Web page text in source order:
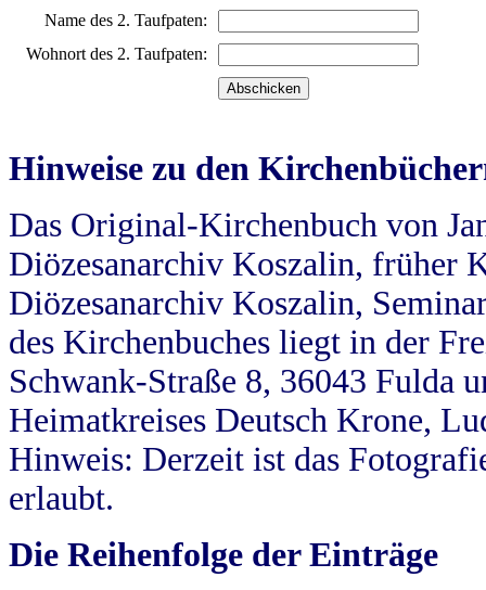
Name des 2. Taufpaten:
Wohnort des 2. Taufpaten:
Hinweise zu den
Das Original-Kirchenbuch von
Diözesanarchiv Koszalin, früher
Diözesanarchiv Koszalin,
des Kirchenbuches liegt in der
Schwank-Straße 8, 36043 Fulda
Heimatkreises Deutsch Krone,
Hinweis: Derzeit ist das
erlaubt.
Die Reihenfolge der Einträge